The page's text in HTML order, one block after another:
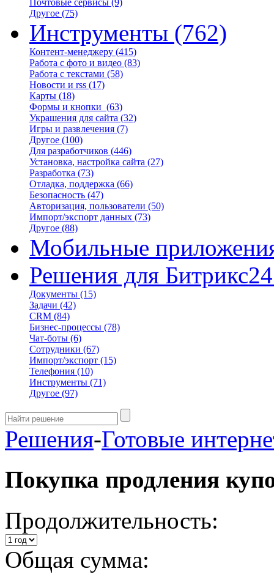
Почтовые сервисы (9)
Другое (75)
Инструменты (762)
Контент-менеджеру (415)
Работа с фото и видео (83)
Работа с текстами (58)
Новости и rss (17)
Карты (18)
Формы и кнопки (63)
Украшения для сайта (32)
Игры и развлечения (7)
Другое (100)
Для разработчиков (446)
Установка, настройка сайта (27)
Разработка (73)
Отладка, поддержка (66)
Безопасность (47)
Авторизация, пользователи (50)
Импорт/экспорт данных (73)
Другое (88)
Мобильные
Решения для Битрикс24
Документы (15)
Задачи (42)
CRM (84)
Бизнес-процессы (78)
Чат-боты (6)
Сотрудники (67)
Импорт/экспорт (15)
Телефония (10)
Инструменты (71)
Другое (97)
Решения-Готовые
Покупка продления
Продолжительность:
Общая сумма: